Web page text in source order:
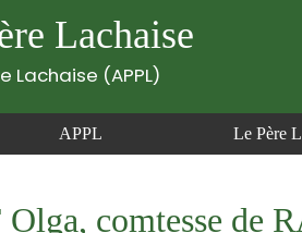
Lachaise
Lachaise (APPL)
APPL Le Père
comtesse de